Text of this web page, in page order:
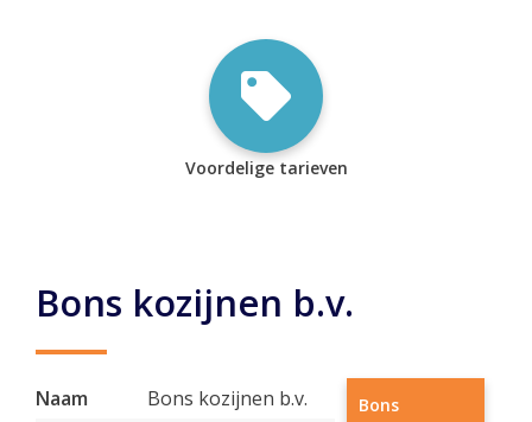
Voordelige tarieven
Bons kozijnen b.v.
Naam Bons kozijnen b.v.
Bons